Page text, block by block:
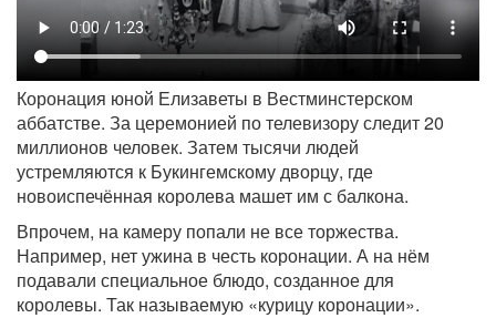
Коронация юной Елизаветы в Вестминстерском
аббатстве. За церемонией по телевизору следит 20
миллионов человек. Затем тысячи людей
устремляются к Букингемскому дворцу, где
новоиспечённая королева машет им с балкона.
Впрочем, на камеру попали не все торжества.
Например, нет ужина в честь коронации. А на нём
подавали специальное блюдо, созданное для
королевы. Так называемую «курицу коронации».